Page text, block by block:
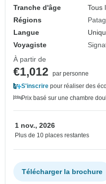
Tranche d'âge
Tous
Régions
Langue
Voyagiste
À partir de
€1,012
par personne
S'inscrire pour réaliser des
Prix basé sur une chambre
1 nov., 2026
Plus de 10 places restantes
Télécharger la brochure